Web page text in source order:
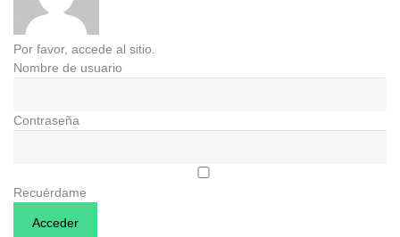
Por favor, accede al sitio.
Nombre de usuario
Contraseña
Recuérdame